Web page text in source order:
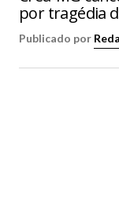
por tragédia
Publicado por